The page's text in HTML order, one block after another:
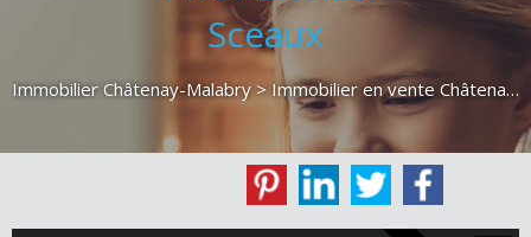
Immobilier Châtenay-Malabry > Immobilier en vente Châtenay-Malabry